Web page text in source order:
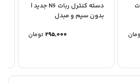
دسته کنترل ربات N6 جدید |
بدون سیم و مبدل
تومان